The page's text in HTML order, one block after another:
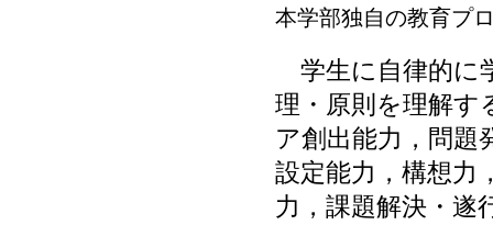
本学部独自の教育プ
学生に自律的に
理・原則を理解す
ア創出能力，問題
設定能力，構想力
力，課題解決・遂